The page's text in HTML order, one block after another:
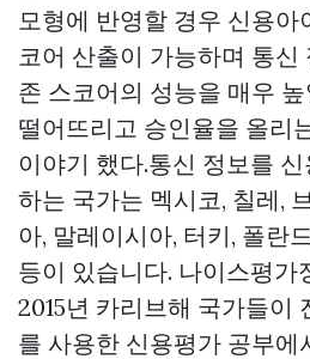
모형에 반영할 경우 신용아
코어 산출이 가능하며 통신
존 스코어의 성능을 매우
떨어뜨리고 승인율을 올리
이야기 했다.통신 정보를
하는 국가는 멕시코, 칠레,
아, 말레이시아, 터키, 폴란
등이 있습니다. 나이스평가
2015년 카리브해 국가들이
를 사용한 신용평가 공부에